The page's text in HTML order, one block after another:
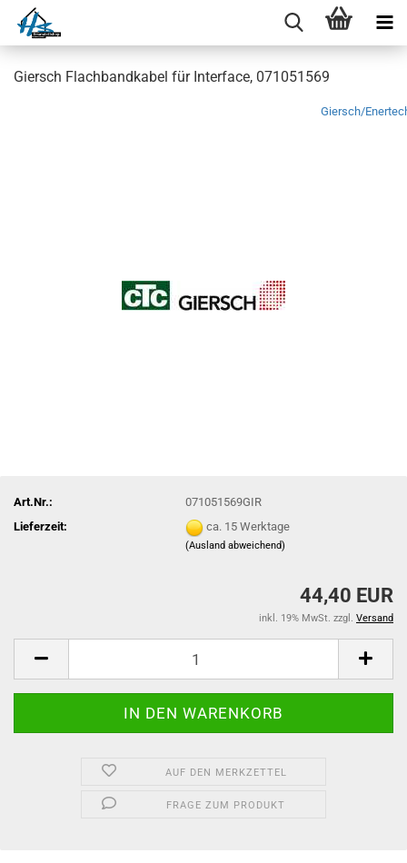
Giersch Flachbandkabel für Interface, 071051569
Giersch/
Art.Nr.:
071051569GIR
Lieferzeit:
ca. 15 Werktage
(Ausland abweichend)
44,40 EUR
inkl. 19% MwSt. zzgl. Versand
AUF DEN MERKZETTEL
FRAGE ZUM PRODUKT